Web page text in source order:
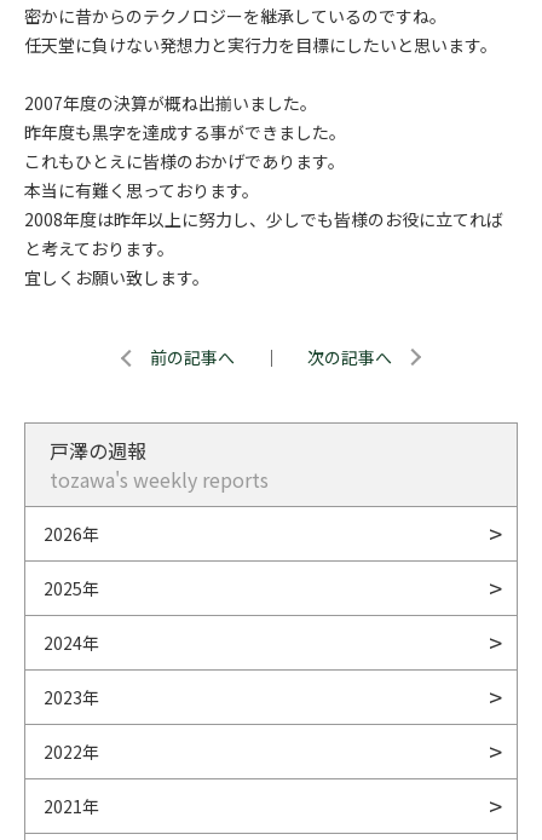
密かに昔からのテクノロジーを継承しているのですね。
任天堂に負けない発想力と実行力を目標にしたいと思います。
2007年度の決算が概ね出揃いました。
昨年度も黒字を達成する事ができました。
これもひとえに皆様のおかげであります。
本当に有難く思っております。
2008年度は昨年以上に努力し、少しでも皆様のお役に立てれば
と考えております。
宜しくお願い致します。
前の記事へ ｜ 次の記事へ
戸澤の週報
tozawa's weekly reports
2026年
2025年
2024年
2023年
2022年
2021年